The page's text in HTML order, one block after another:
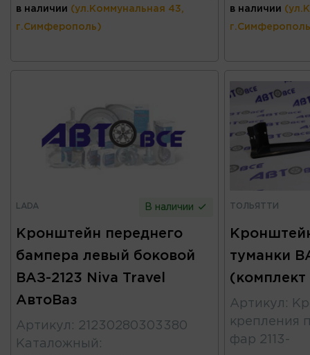
в наличии (ул.Коммунальная 43,
г.Симферополь)
в наличии
LADA В наличии
Кронштейн переднего
бампера левый боковой
ВАЗ-2123 Niva Travel
АвтоВаз
Артикул : 21230280303380
Каталожный :
ТОЛЬЯТТИ
туманки
(комплект
Артикул :
крепления
фар 2113-